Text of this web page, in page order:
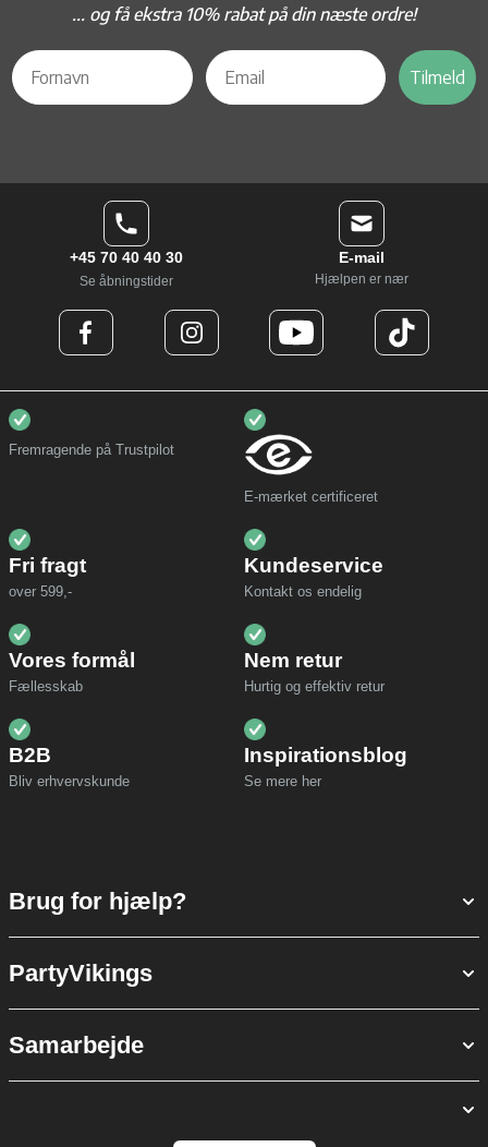
... og få ekstra 10% rabat på din næste ordre!
Tilmeld
+45 70 40 40 30
Se åbningstider
E-mail
Hjælpen er nær
Fremragende på Trustpilot
E-mærket certificeret
Fri fragt
over 599,-
Kundeservice
Kontakt os endelig
Vores formål
Fællesskab
Nem retur
Hurtig og effektiv retur
B2B
Bliv erhvervskunde
Inspirationsblog
Se mere her
Brug for hjælp?
PartyVikings
Samarbejde